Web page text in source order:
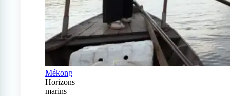
Mékong
Horizons
marins